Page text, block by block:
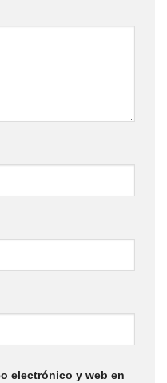
electrónico y web en